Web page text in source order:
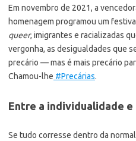
Em novembro de 2021, a
homenagem programou um
queer, imigrantes e racializadas
vergonha, as desigualdades que
precário — mas é mais precário
Chamou-lhe #Precárias.
Entre a individualidade
Se tudo corresse dentro da